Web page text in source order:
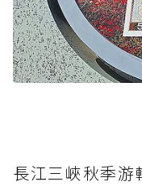
長江三峽秋季游